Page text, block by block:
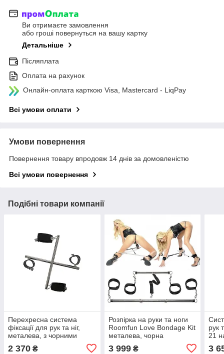
Ви отримаєте замовлення
або гроші повернуться на вашу картку
Детальніше
Післяплата
Оплата на рахунок
Онлайн-оплата карткою Visa, Mastercard - LiqPay
Всі умови оплати
Умови повернення
Повернення товару впродовж 14 днів за домовленістю
Всі умови повернення
Подібні товари компанії
Перехресна система
фіксації для рук та ніг,
металева, з чорними
2 370 ₴
Розпірка на руки та ноги
Roomfun Love Bondage Kit
металева, чорна
3 999₴
рук
21
3